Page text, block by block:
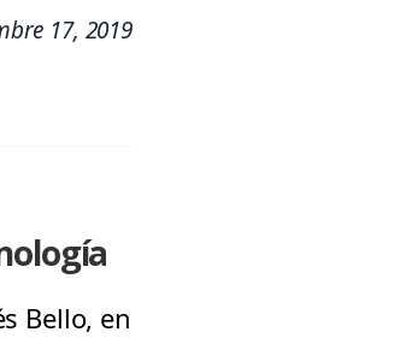
17, 2019
Bello, en